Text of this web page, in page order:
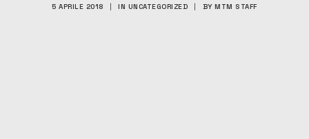
5 APRILE 2018 | IN UNCATEGORIZED | BYMTM STAFF